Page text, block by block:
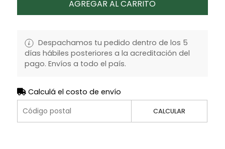
AGREGAR AL CARRITO
Despachamos tu pedido dentro de los 5
días hábiles posteriores a la acreditación del
pago. Envíos a todo el país.
Calculá el costo de envío
CALCULAR